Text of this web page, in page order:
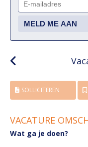
SOLLICITEREN
VACATURE
Wat ga je doen?